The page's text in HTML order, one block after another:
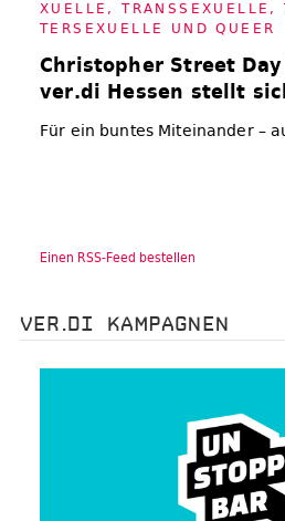
XU­EL­LE,
TER­SE­XU­EL­LE UND QUEER
Christopher Street
ver.di Hessen stellt
Für ein buntes Miteinander –
Einen RSS-Feed bestellen
VER.DI KAMPAGNEN